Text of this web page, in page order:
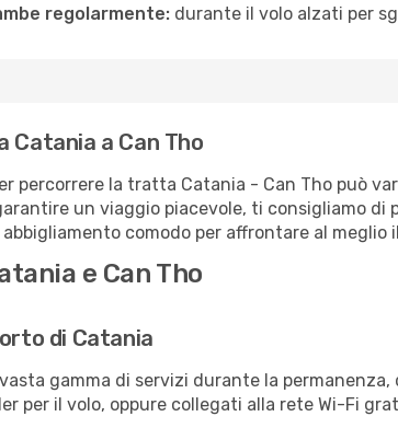
regolarmente: durante il volo alzati per
Catania a Can Tho
percorrere la tratta Catania - Can Tho può
un viaggio piacevole, ti consigliamo
comodo per affrontare al meglio
e Can Tho
di Catania
gamma di servizi durante la
per il volo, oppure collegati alla rete Wi-Fi